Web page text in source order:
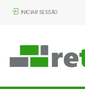
INICIAR SESSÃO